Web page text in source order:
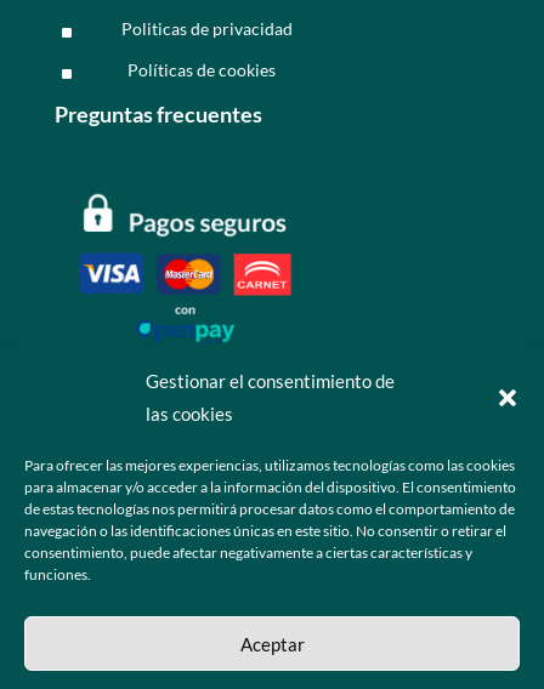
Gestionar el consentimiento de
las cookies
Para ofrecer las mejores experiencias, utilizamos tecnologías como las cookies
para almacenar y/o acceder a la información del dispositivo. El consentimiento
de estas tecnologías nos permitirá procesar datos como el comportamiento de
navegación o las identificaciones únicas en este sitio. No consentir o retirar el
consentimiento, puede afectar negativamente a ciertas características y
funciones.
Aceptar
^ Politicas de privacidad
^ Políticas de cookies
Preguntas frecuentes
 +52 55 6173 7725 (Ventas)
 hola@grupo-omk.com
© 2025 Grupo OMK – Todos los derechos reservados